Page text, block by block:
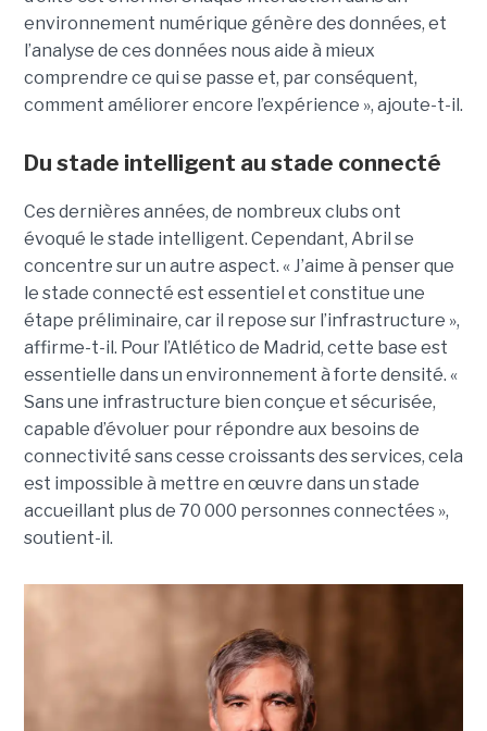
environnement numérique génère des données, et
l’analyse de ces données nous aide à mieux
comprendre ce qui se passe et, par conséquent,
comment améliorer encore l’expérience », ajoute-t-il.
Du stade intelligent au stade connecté
Ces dernières années, de nombreux clubs ont
évoqué le stade intelligent. Cependant, Abril se
concentre sur un autre aspect. « J’aime à penser que
le stade connecté est essentiel et constitue une
étape préliminaire, car il repose sur l’infrastructure »,
affirme-t-il. Pour l’Atlético de Madrid, cette base est
essentielle dans un environnement à forte densité. «
Sans une infrastructure bien conçue et sécurisée,
capable d’évoluer pour répondre aux besoins de
connectivité sans cesse croissants des services, cela
est impossible à mettre en œuvre dans un stade
accueillant plus de 70 000 personnes connectées »,
soutient-il.